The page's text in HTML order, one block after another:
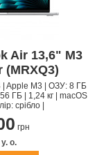
Air 13,6" M3
(MRXQ3)
| Apple M3 | ОЗУ: 8 ГБ |
ГБ | 1,24 кг | macOS
срібло |
грн
о.